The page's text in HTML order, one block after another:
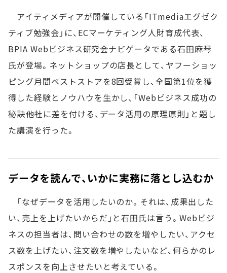
アイティメディアが開催している「ITmediaエグゼク
ティブ勉強会」に、ECマーケティング人財育成代表、
BPIA Webビジネス研究会ナビゲータである石田麻琴
氏が登場。ネットショップの店長として、ヤフーショッ
ピング月間ベストストアを8回受賞し、全国第1位を獲
得した経験とノウハウを生かし、「Webビジネス成功の
秘訣――他社に差を付ける、データ活用の原理原則」と題し
た講演を行った。
データを読んで、いかに実務に落とし込むか
「なぜデータを活用したいのか。それは、成果出した
い、売上を上げたいからだ」と石田氏は言う。Webビジ
ネスの担当者は、問い合わせの数を増やしたい、アクセ
ス数を上げたい、注文数を増やしたいなど、何らかのレ
スポンスを向上させたいと考えている。